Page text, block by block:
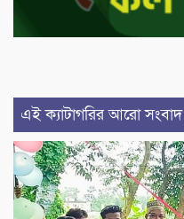
এই ক্যাটাগরির আরো সংবাদ